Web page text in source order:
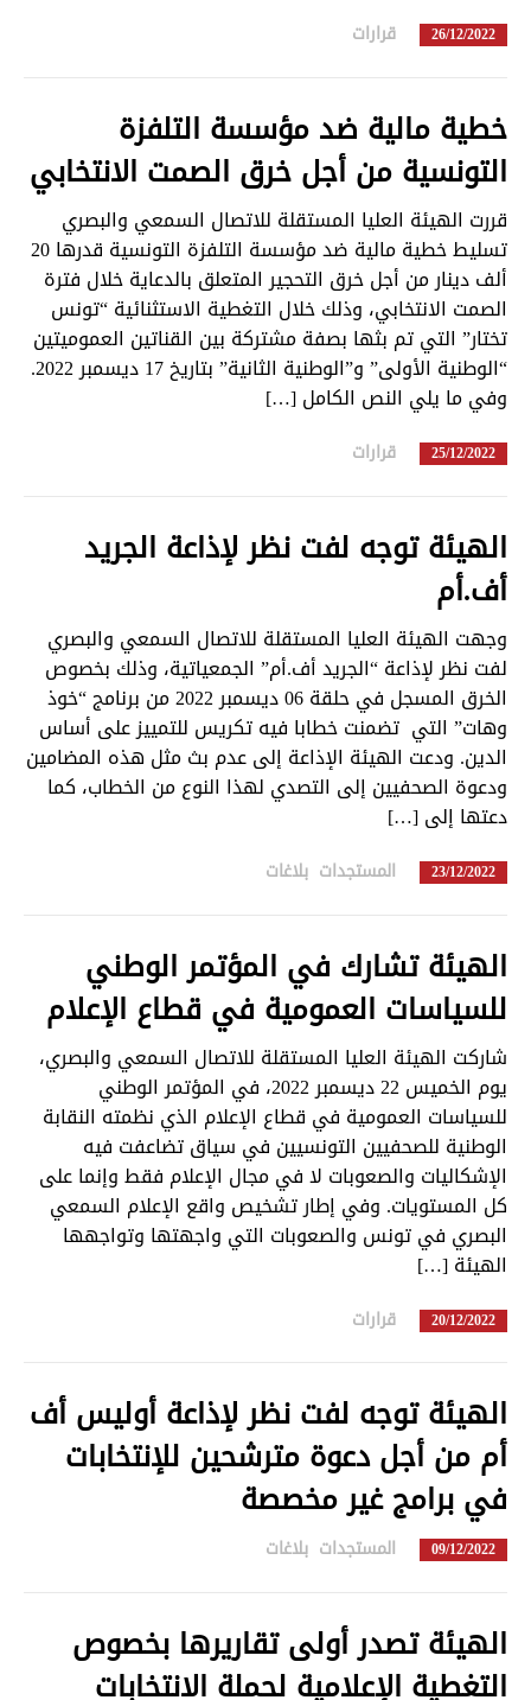
26/12/2022 قرارات
خطية مالية ضد مؤسسة التلفزة
التونسية من أجل خرق الصمت الانتخابي
قررت الهيئة العليا المستقلة للاتصال السمعي والبصري
تسليط خطية مالية ضد مؤسسة التلفزة التونسية قدرها 20
ألف دينار من أجل خرق التحجير المتعلق بالدعاية خلال فترة
الصمت الانتخابي، وذلك خلال التغطية الاستثنائية “تونس
تختار” التي تم بثها بصفة مشتركة بين القناتين العموميتين
“الوطنية الأولى” و”الوطنية الثانية” بتاريخ 17 ديسمبر 2022.
وفي ما يلي النص الكامل […]
25/12/2022 قرارات
الهيئة توجه لفت نظر لإذاعة الجريد
أف.أم
وجهت الهيئة العليا المستقلة للاتصال السمعي والبصري
لفت نظر لإذاعة “الجريد أف.أم” الجمعياتية، وذلك بخصوص
الخرق المسجل في حلقة 06 ديسمبر 2022 من برنامج “خوذ
وهات” التي تضمنت خطابا فيه تكريس للتمييز على أساس
الدين. ودعت الهيئة الإذاعة إلى عدم بث مثل هذه المضامين
ودعوة الصحفيين إلى التصدي لهذا النوع من الخطاب، كما
دعتها إلى […]
23/12/2022 المستجدات بلاغات
الهيئة تشارك في المؤتمر الوطني
للسياسات العمومية في قطاع الإعلام
شاركت الهيئة العليا المستقلة للاتصال السمعي والبصري،
يوم الخميس 22 ديسمبر 2022، في المؤتمر الوطني
للسياسات العمومية في قطاع الإعلام الذي نظمته النقابة
الوطنية للصحفيين التونسيين في سياق تضاعفت فيه
الإشكاليات والصعوبات لا في مجال الإعلام فقط وإنما على
كل المستويات. وفي إطار تشخيص واقع الإعلام السمعي
البصري في تونس والصعوبات التي واجهتها وتواجهها
الهيئة […]
20/12/2022 قرارات
الهيئة توجه لفت نظر لإذاعة أوليس أف
أم من أجل دعوة مترشحين للإنتخابات
في برامج غير مخصصة
09/12/2022 المستجدات بلاغات
الهيئة تصدر أولى تقاريرها بخصوص
التغطية الإعلامية لحملة الانتخابات